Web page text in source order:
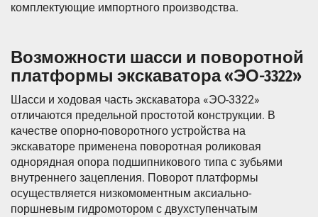
комплектующие импортного производства.
Возможности шасси и поворотной
платформы экскаватора «ЭО-3322»
Шасси и ходовая часть экскаватора «ЭО-3322»
отличаются предельной простотой конструкции. В
качестве опорно-поворотного устройства на
экскаваторе применена поворотная роликовая
однорядная опора подшипникового типа с зубьями
внутреннего зацепления. Поворот платформы
осуществляется низкомоментным аксиально-
поршневым гидромотором с двухступенчатым